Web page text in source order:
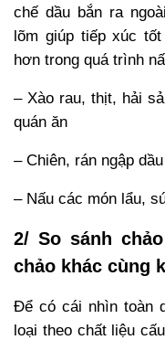
chế dầu bắn ra
lõm giúp tiếp xúc
hơn trong quá trình
– Xào rau, thịt, hải
quán ăn
– Chiên, rán ngập
– Nấu các món lẩu,
2/ So sánh
chảo khác cùng
Để có cái nhìn toàn
loại theo chất liệu